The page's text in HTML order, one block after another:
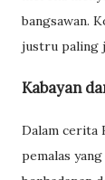
bangsawan.
justru paling
Kabayan
Dalam cerita
pemalas